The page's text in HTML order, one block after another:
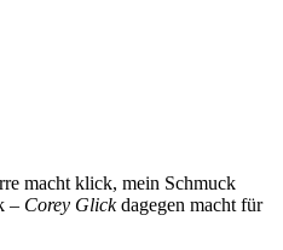
macht klick, mein Schmuck
– Corey Glickdagegen macht für